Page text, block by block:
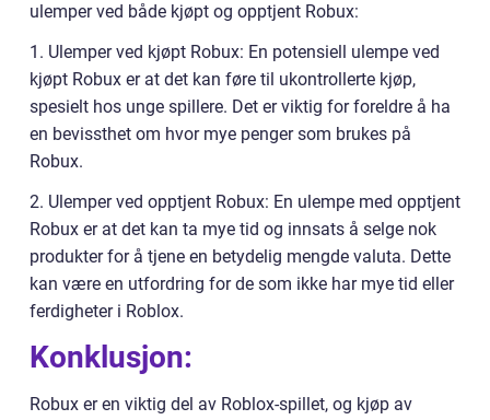
ulemper ved både kjøpt og opptjent Robux:
1. Ulemper ved kjøpt Robux: En potensiell ulempe ved
kjøpt Robux er at det kan føre til ukontrollerte kjøp,
spesielt hos unge spillere. Det er viktig for foreldre å ha
en bevissthet om hvor mye penger som brukes på
Robux.
2. Ulemper ved opptjent Robux: En ulempe med opptjent
Robux er at det kan ta mye tid og innsats å selge nok
produkter for å tjene en betydelig mengde valuta. Dette
kan være en utfordring for de som ikke har mye tid eller
ferdigheter i Roblox.
Konklusjon:
Robux er en viktig del av Roblox-spillet, og kjøp av